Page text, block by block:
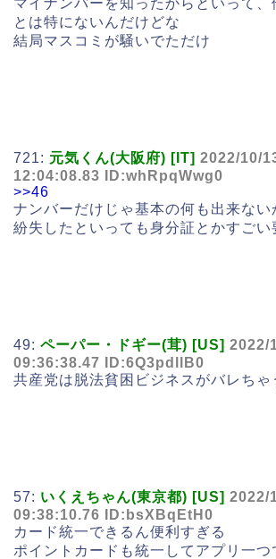
マイナンバーを知ったからといって、
とは特にないんだけどな
結局マスコミが騒いでただけ
721: 元気くん(大阪府) [IT] 2022/10/
12:04:08.83 ID:whRpqWwg0
>>46
ナンバーだけじゃ基本の何も出来ない
紛失したといっても身分証とかすごい
49: ペーパー・ドギー(茸) [US] 2022/
09:36:38.47 ID:6Q3pdllB0
共産党は脱法貧困ビジネスがバレちゃ
57: いくえちゃん(東京都) [US] 2022/
09:38:10.76 ID:bsXBqEtH0
カード統一できるん便利すぎる
ポイントカードも統一してアプリ一つ